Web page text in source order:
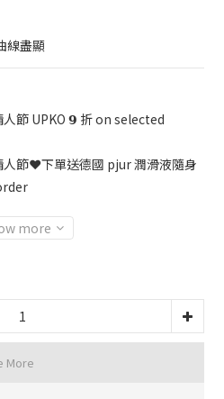
線盡顯
節 UPKO 𝟵 折 on selected
節❤️下單送德國 pjur 潤滑液隨身
more
More